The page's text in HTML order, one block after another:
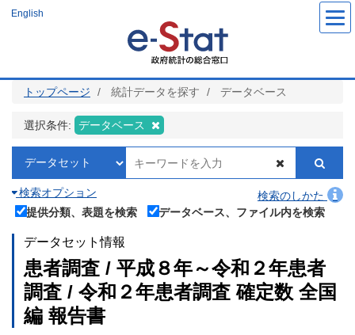
ツ
English
トップページ 統計データを探す データベース
選択条件: データベース
検索オプション
検索のしかた
提供分類、表題を検索
データベース、ファイル内を検索
データセット情報
患者調査 / 平成８年～令和２年患者
調査 / 令和２年患者調査 確定数 全国
編 報告書